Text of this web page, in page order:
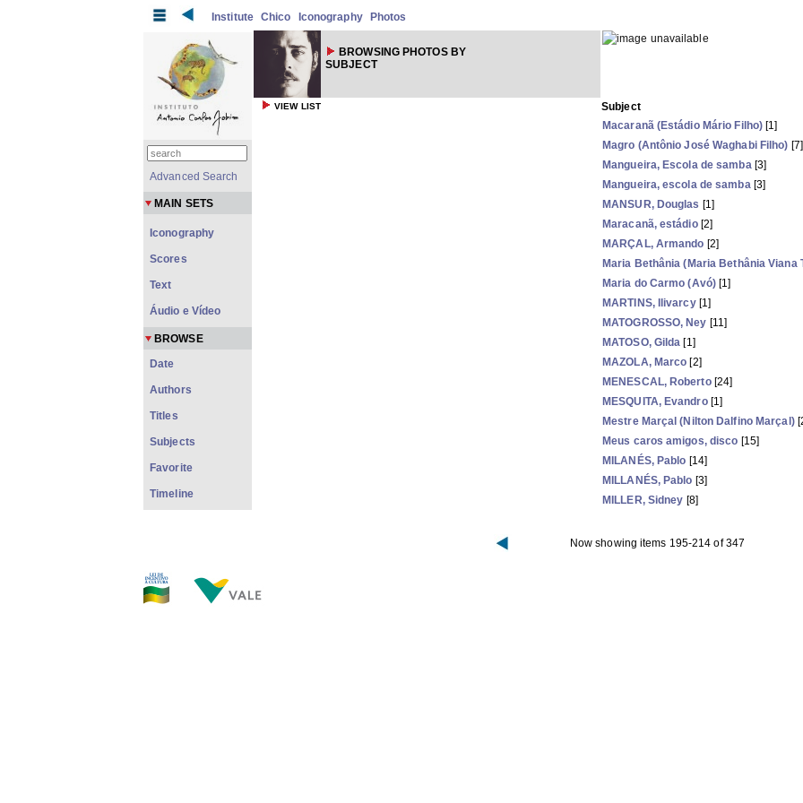
Institute Chico Iconography Photos
BROWSING PHOTOS BY
SUBJECT
VIEW LIST
Subject
Macaranã (Estádio Mário Filho) [1]
Magro (Antônio José Waghabi Filho) [7]
Mangueira, Escola de samba[3]
Mangueira, escola de samba[3]
MANSUR, Douglas [1]
Maracanã, estádio[2]
MARÇAL, Armando [2]
Maria Bethânia (Maria Bethânia Viana
Maria do Carmo (Avó) [1]
MARTINS, Ilivarcy[1]
MATOGROSSO, Ney [11]
MATOSO, Gilda [1]
MAZOLA, Marco [2]
MENESCAL, Roberto[24]
MESQUITA, Evandro[1]
Mestre Marçal (Nilton Dalfino Marçal)
Meus caros amigos, disco [15]
MILANÉS, Pablo [14]
MILLANÉS, Pablo [3]
MILLER, Sidney [8]
Now showing items 195-214 of 347
Advanced Search
MAIN SETS
Iconography
Scores
Text
Áudio e Vídeo
BROWSE
Date
Authors
Titles
Subjects
Favorite
Timeline